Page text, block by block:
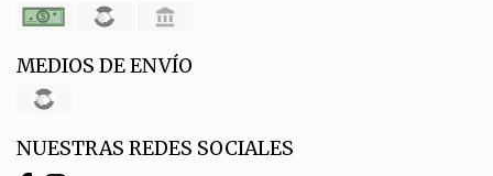
MEDIOS DE ENVÍO
NUESTRAS REDES SOCIALES